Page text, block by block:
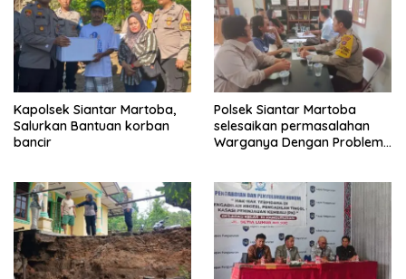
Kapolsek Siantar Martoba,
Salurkan Bantuan korban
bancir
Polsek Siantar Martoba
selesaikan permasalahan
Warganya Dengan Problem